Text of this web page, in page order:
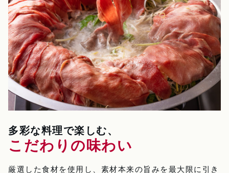
多彩な料理で楽しむ、
こだわりの味わい
厳選した食材を使用し、素材本来の旨みを最大限に引き